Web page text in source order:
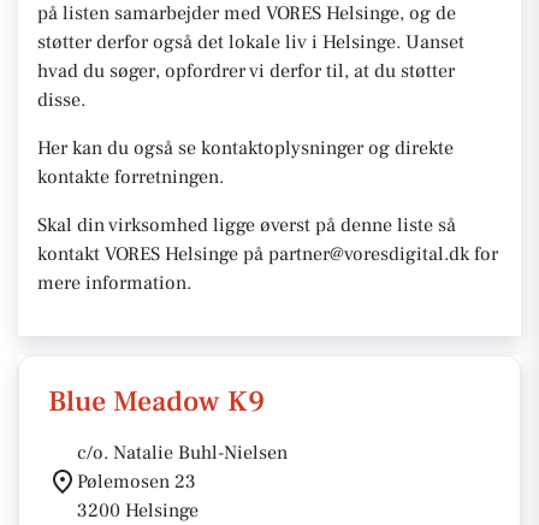
på listen samarbejder med VORES Helsinge, og de
støtter derfor også det lokale liv i Helsinge. Uanset
hvad du søger, opfordrer vi derfor til, at du støtter
disse.
Her kan du også se kontaktoplysninger og direkte
kontakte forretningen.
Skal din virksomhed ligge øverst på denne liste så
kontakt VORES Helsinge på partner@voresdigital.dk for
mere information.
Blue Meadow K9
c/o. Natalie Buhl-Nielsen
Pølemosen 23
3200 Helsinge